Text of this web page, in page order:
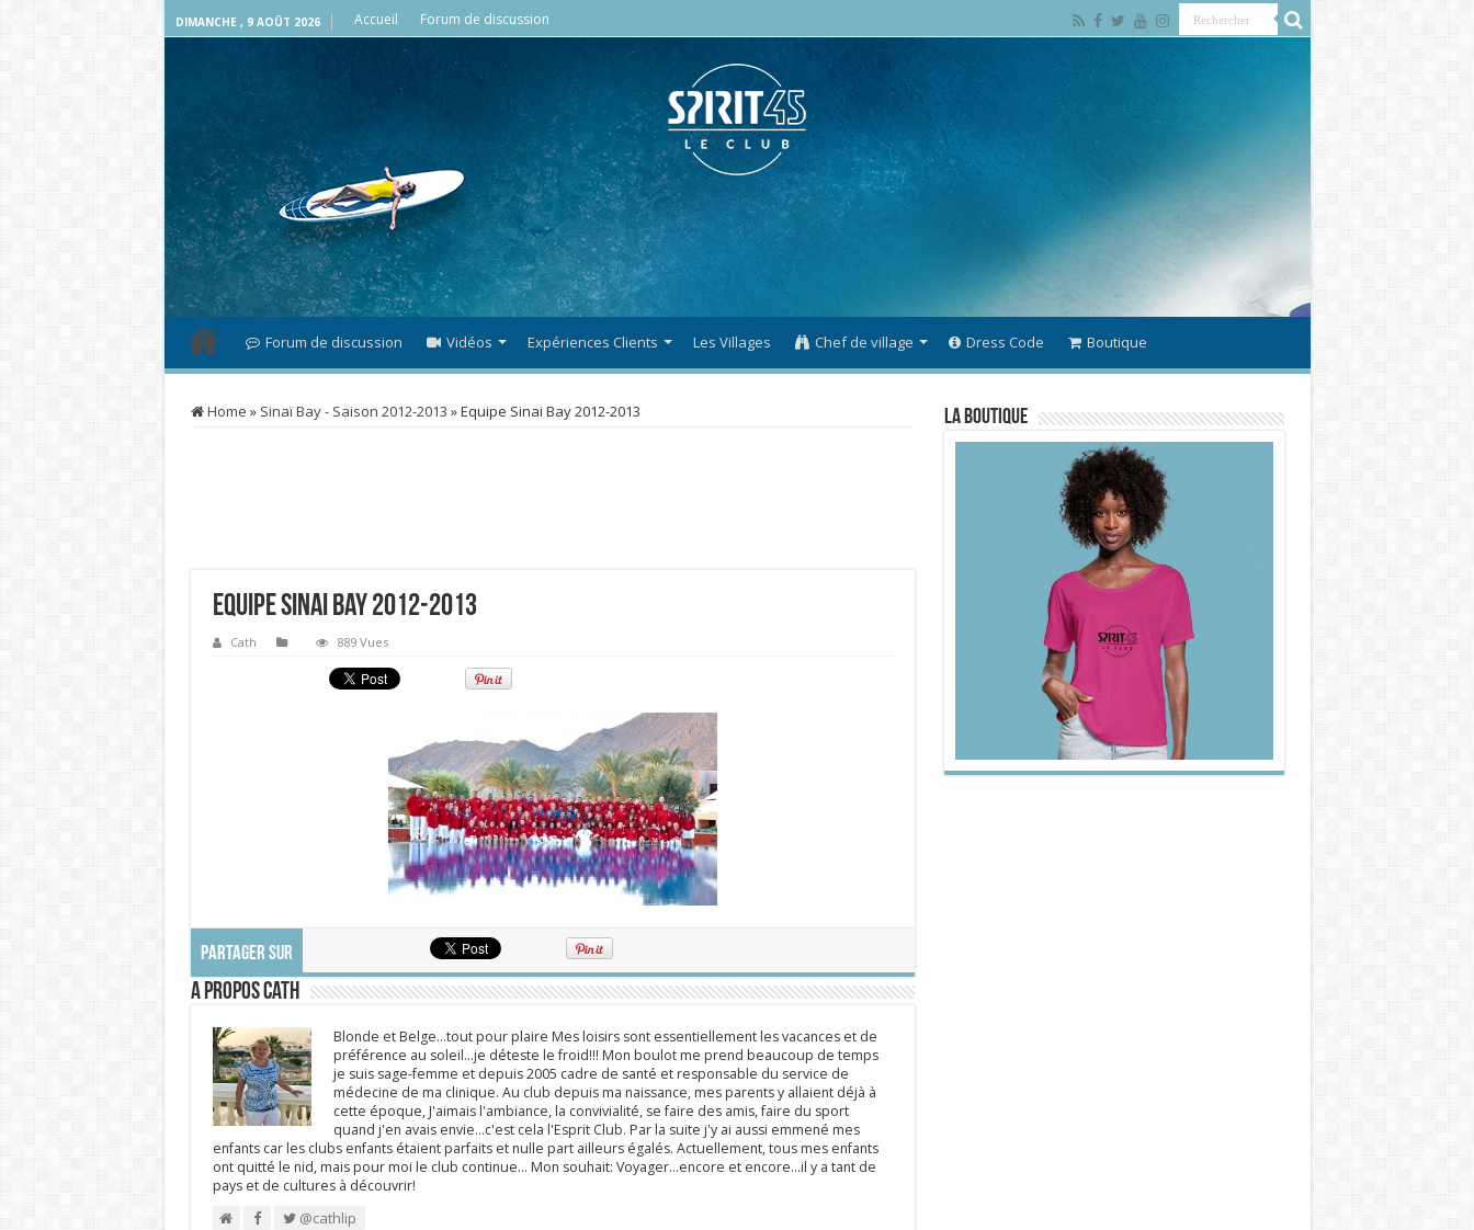
DIMANCHE , 9 AOÛT 2026 Accueil Forum de discussion
Forum de discussion Vidéos Expériences Clients Les Villages Chef de village Dress Code Boutique
Home » Sinaï Bay - Saison 2012-2013 »Equipe Sinai Bay 2012-2013
Equipe Sinai Bay 2012-2013
Cath 889 Vues
PARTAGER SUR
A propos Cath
Blonde et Belge...tout pour plaire Mes loisirs sont essentiellement les vacances et de
préférence au soleil...je déteste le froid!!! Mon boulot me prend beaucoup de temps
je suis sage-femme et depuis 2005 cadre de santé et responsable du service de
médecine de ma clinique. Au club depuis ma naissance, mes parents y allaient déjà à
cette époque, J'aimais l'ambiance, la convivialité, se faire des amis, faire du sport
quand j'en avais envie...c'est cela l'Esprit Club. Par la suite j'y ai aussi emmené mes
enfants car les clubs enfants étaient parfaits et nulle part ailleurs égalés. Actuellement, tous mes enfants
ont quitté le nid, mais pour moi le club continue... Mon souhait: Voyager...encore et encore...il y a tant de
pays et de cultures à découvrir!
@cathlip
La Boutique